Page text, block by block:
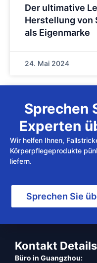
Der ultimative
Herstellung von
als Eigenmarke
24. Mai 2024
Sprechen
Experten
Wir helfen Ihnen,
Körperpflegeprodukte
liefern.
Sprechen Sie
Kontakt Details
Büro in Guangzhou: